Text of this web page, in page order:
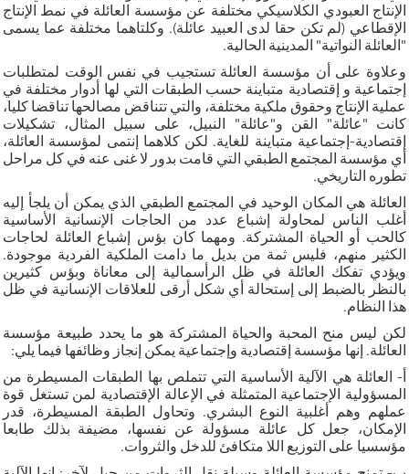
الإنتاج العبودي الكلاسيكي مختلفة عن مؤسسة العائلة في نمط الإنتاج
الإقطاعي (لم تكن حقا لدى العبيد عائلة). وكلتاهما مختلفة عما يسمى
"العائلة النواتية" المدينية الحالية.
وعلاوة على أن مؤسسة العائلة تستجيب في نفس الوقت لمتطلبات
إجتماعية و إقتصادية متباينة حسب الطبقات التي لها أدوار مختلفة في
عملية الإنتاج وحقوق ملكية مختلفة، والتي تتناقض مصالحها تناقضا كليا،
كانت "عائلة" القن و"عائلة" النبيل، على سبيل المثال، تشكيلات
إقتصادية-إجتماعية متباينة للغاية. لكن كلاهما إنتمى لمؤسسة العائلة،
أي مؤسسة المجتمع الطبقي التي قامت بدور لا غنى عنه في كل مراحل
تطوره التاريخي.
العائلة هي المكان الوحيد في المجتمع الطبقي الذي يمكن أن يلجأ إليه
أغلب الناس لمحاولة إشباع عدد من الحاجات الإنسانية الأساسية
كالحب أو الحياة المشتركة. ومهما كان بؤس إشباع العائلة لحاجات
الكثير منهم، فليس ثمة من بديل ما دامت الملكية الفردية موجودة.
ويؤدي تفكك العائلة في ظل الرأسمالية إلى معاناة وبؤس كثيرين
بالنظر بالضبط إلى إستحالة أي شكل أرقى للعلاقات الإنسانية في ظل
هذا النظام.
لكن ليس منح المحبة والحياة المشتركة هو ما يحدد طبيعة مؤسسة
العائلة. إنها مؤسسة إقتصادية وإجتماعية يمكن إنجاز وظائفها فيما يلي:
أ- العائلة هي الآلية الأساسية التي تتملص بها الطبقات المسيطرة من
المسؤولية الإجتماعية المتمثلة في الإعالة الإقتصادية لمن تستغل قوة
عملهم وهم أغلبية النوع البشري. وتحاول الطبقة المسيطرة، قدر
الإمكان، جعل كل عائلة مسؤولة عن نفسها، مضيفة بذلك طابعا
مؤسسيا على التوزيع اللا متكافئ للدخل والثروات.